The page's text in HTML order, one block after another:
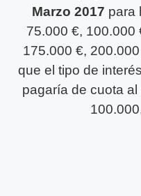
Marzo 2017 para
75.000 €, 100.000
175.000 €,
que el tipo de
pagaría de cuota